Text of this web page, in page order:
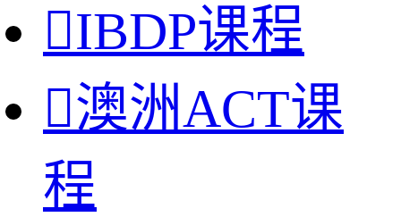
IBDP课程
澳洲ACT课
程